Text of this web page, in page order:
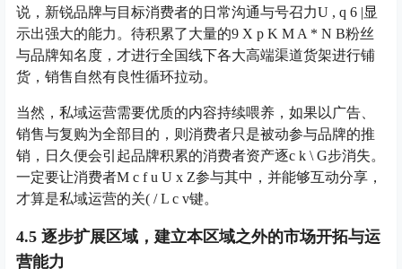
说，新锐品牌与目标消费者的日常沟通与号召力U , q 6 |显
示出强大的能力。待积累了大量的9 X p K M A * N B粉丝
与品牌知名度，才进行全国线下各大高端渠道货架进行铺
货，销售自然有良性循环拉动。
当然，私域运营需要优质的内容持续喂养，如果以广告、
销售与复购为全部目的，则消费者只是被动参与品牌的推
销，日久便会引起品牌积累的消费者资产逐c k \ G步消失。
一定要让消费者M c f u U x Z参与其中，并能够互动分享，
才算是私域运营的关( / L c v键。
4.5 逐步扩展区域，建立本区域之外的市场开拓与运
营能力